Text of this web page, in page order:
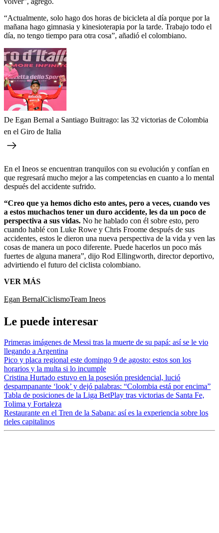
“Actualmente, solo hago dos horas de bicicleta al día porque por la
mañana hago gimnasia y kinesioterapia por la tarde. Trabajo todo el
día, no tengo tiempo para otra cosa”, añadió el colombiano.
De Egan Bernal a Santiago Buitrago: las 32 victorias de Colombia
en el Giro de Italia
En el Ineos se encuentran tranquilos con su evolución y confían en
que regresará mucho mejor a las competencias en cuanto a lo mental
después del accidente sufrido.
“Creo que ya hemos dicho esto antes, pero a veces, cuando ves
a estos muchachos tener un duro accidente, les da un poco de
perspectiva a sus vidas. No he hablado con él sobre esto, pero
cuando hablé con Luke Rowe y Chris Froome después de sus
accidentes, estos le dieron una nueva perspectiva de la vida y ven las
cosas de manera un poco diferente. Puede hacerlos un poco más
fuertes de alguna manera”, dijo Rod Ellingworth, director deportivo,
advirtiendo el futuro del ciclista colombiano.
VER MÁS
Egan BernalCiclismoTeam Ineos
Le puede interesar
Primeras imágenes de Messi tras la muerte de su papá: así se le vio
llegando a Argentina
Pico y placa regional este domingo 9 de agosto: estos son los
horarios y la multa si lo incumple
Cristina Hurtado estuvo en la posesión presidencial, lució
despampanante ‘look’ y dejó palabras: “Colombia está por encima”
Tabla de posiciones de la Liga BetPlay tras victorias de Santa Fe,
Tolima y Fortaleza
Restaurante en el Tren de la Sabana: así es la experiencia sobre los
rieles capitalinos